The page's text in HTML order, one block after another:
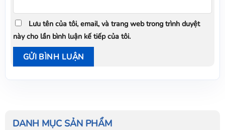
DANH MỤC SẢN PHẨM
Lưu tên của tôi, email, và trang web trong trình duyệt
này cho lần bình luận kế tiếp của tôi.